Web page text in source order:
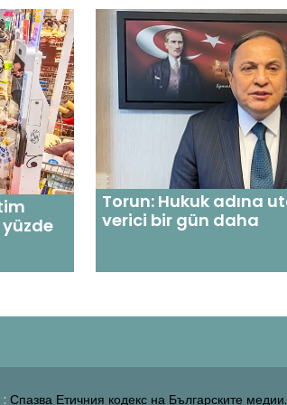
Torun: Hukuk adına
verici bir gün daha
Спазва Етичния кодекс на Българските медии.